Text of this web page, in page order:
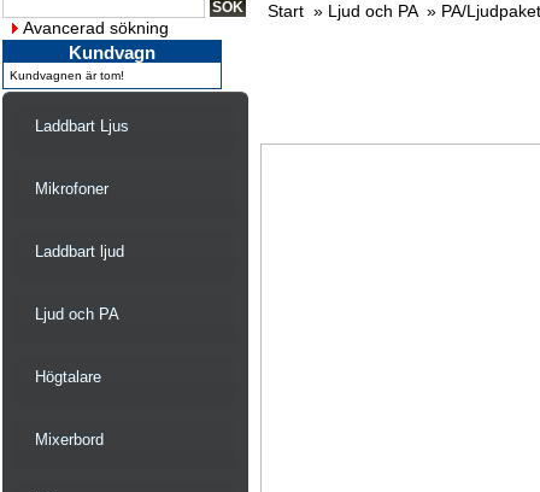
Avancerad sökning
Kundvagn
Kundvagnen är tom!
Laddbart Ljus
Mikrofoner
Laddbart ljud
Ljud och PA
Högtalare
Mixerbord
Start » Ljud och PA» PA/Ljudpaket